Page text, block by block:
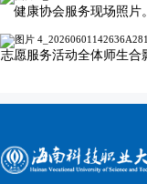
健康协会服务现场照片。
志愿服务活动全体师生合